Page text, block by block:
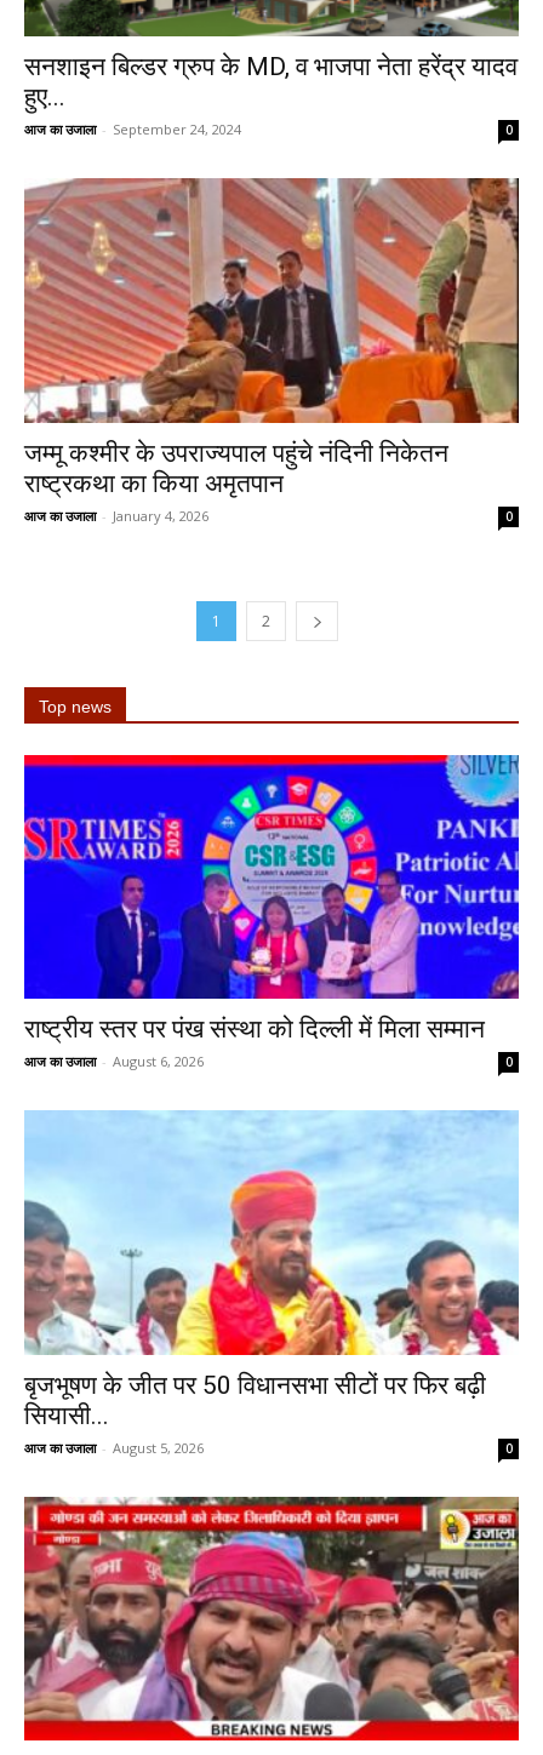
सनशाइन बिल्डर ग्रुप के MD, व भाजपा नेता हरेंद्र यादव
हुए...
आज का उजाला - September 24, 2024 0
जम्मू कश्मीर के उपराज्यपाल पहुंचे नंदिनी निकेतन
राष्ट्रकथा का किया अमृतपान
आज का उजाला - January 4, 2026 0
1 2
Top news
राष्ट्रीय स्तर पर पंख संस्था को दिल्ली में मिला सम्मान
आज का उजाला - August 6, 2026 0
बृजभूषण के जीत पर 50 विधानसभा सीटों पर फिर बढ़ी
सियासी...
आज का उजाला - August 5, 2026 0